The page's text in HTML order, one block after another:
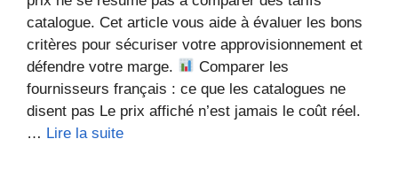
catalogue. Cet article vous aide à évaluer les bons
critères pour sécuriser votre approvisionnement et
défendre votre marge.
Comparer les
fournisseurs français : ce que les catalogues ne
disent pas Le prix affiché n’est jamais le coût réel.
… Lire la suite